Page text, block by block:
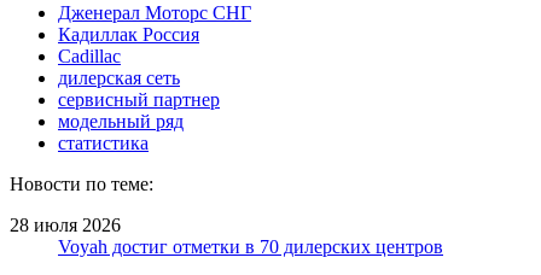
Дженерал Моторс СНГ
Кадиллак Россия
Cadillac
дилерская сеть
сервисный партнер
модельный ряд
статистика
Новости по теме:
28 июля 2026
Voyah достиг отметки в 70 дилерских центров